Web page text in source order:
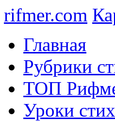
rifmer.com
Главная
Рубрики
ТОП
Уроки